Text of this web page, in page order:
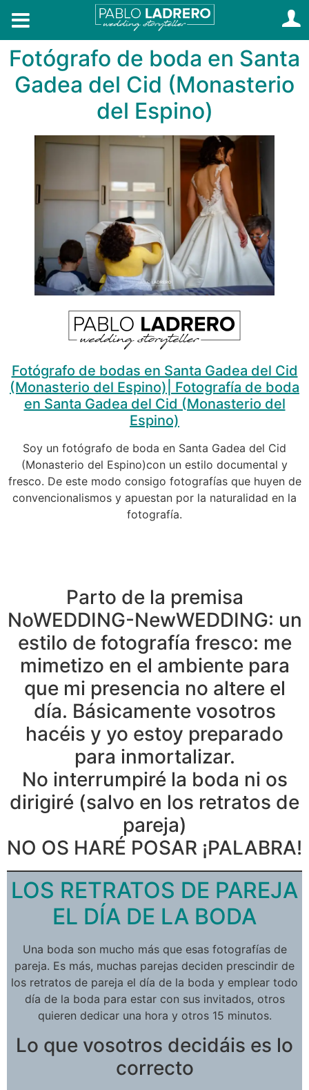
Fotógrafo de boda en Santa
Gadea del Cid (Monasterio
del Espino)
Fotógrafo de bodas en Santa Gadea del Cid
(Monasterio del Espino)| Fotografía de boda
en Santa Gadea del Cid (Monasterio del
Espino)
Soy un fotógrafo de boda en Santa Gadea del Cid
(Monasterio del Espino)con un estilo documental y
fresco. De este modo consigo fotografías que huyen de
convencionalismos y apuestan por la naturalidad en la
fotografía.
Parto de la premisa
NoWEDDING-NewWEDDING: un
estilo de fotografía fresco: me
mimetizo en el ambiente para
que mi presencia no altere el
día. Básicamente vosotros
hacéis y yo estoy preparado
para inmortalizar.
No interrumpiré la boda ni os
dirigiré (salvo en los retratos de
pareja)
NO OS HARÉ POSAR ¡PALABRA!
LOS RETRATOS DE PAREJA
EL DÍA DE LA BODA
Una boda son mucho más que esas fotografías de
pareja. Es más, muchas parejas deciden prescindir de
los retratos de pareja el día de la boda y emplear todo
día de la boda para estar con sus invitados, otros
quieren dedicar una hora y otros 15 minutos.
Lo que vosotros decidáis es lo
correcto